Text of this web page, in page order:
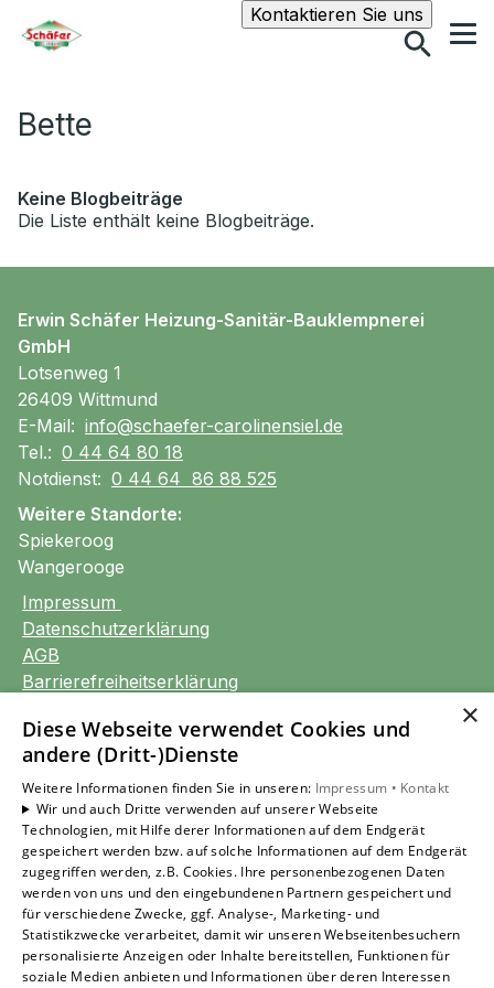
Kontaktieren Sie unsSuche
Bette
Keine Blogbeiträge
Die Liste enthält keine Blogbeiträge.
Erwin Schäfer Heizung-Sanitär-Bauklempnerei
GmbH
Lotsenweg 1
26409 Wittmund
E-Mail: info@schaefer-carolinensiel.de
Tel.: 0 44 64 80 18
Notdienst: 0 44 64 86 88 525
Weitere Standorte:
Spiekeroog
Wangerooge
Impressum
Datenschutzerklärung
AGB
Barrierefreiheitserklärung
Unsere Bereiche
Privatkunden
Gewerbekunden
Karriere
Unternehmen
Kontakt
Um externe HTML-Inhalte anzuzeigen, benötigen
wir Ihre Einwilligung.
×
Diese Webseite verwendet Cookies und
andere (Dritt-)Dienste
Weitere Informationen finden Sie in unseren: Impressum • Kontakt
Wir und auch Dritte verwenden auf unserer Webseite
Technologien, mit Hilfe derer Informationen auf dem Endgerät
gespeichert werden bzw. auf solche Informationen auf dem Endgerät
zugegriffen werden, z.B. Cookies. Ihre personenbezogenen Daten
werden von uns und den eingebundenen Partnern gespeichert und
für verschiedene Zwecke, ggf. Analyse-, Marketing- und
Statistikzwecke verarbeitet, damit wir unseren Webseitenbesuchern
personalisierte Anzeigen oder Inhalte bereitstellen, Funktionen für
soziale Medien anbieten und Informationen über deren Interessen